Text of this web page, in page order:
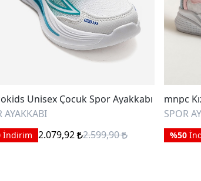
Unisex Çocuk Spor Ayakkabı
AYAKKABI
İndirim 2.079,92 2.599,90
mnpc
SPOR
%50